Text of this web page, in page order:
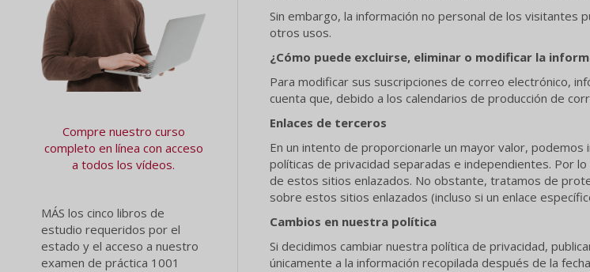
Compre nuestro curso
completo en línea con acceso
a todos los vídeos.
MÁS los cinco libros de
estudio requeridos por el
estado y el acceso a nuestro
examen de práctica 1001
Sin embargo, la información no personal de los
otros usos.
¿Cómo puede excluirse, eliminar o modificar la
Para modificar sus suscripciones de correo electrónico,
cuenta que, debido a los calendarios de producción de
Enlaces de terceros
En un intento de proporcionarle un mayor valor,
políticas de privacidad separadas e independientes. Por
de estos sitios enlazados. No obstante, tratamos de
sobre estos sitios enlazados (incluso si un enlace
Cambios en nuestra política
Si decidimos cambiar nuestra política de privacidad,
únicamente a la información recopilada después de la